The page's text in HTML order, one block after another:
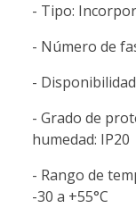
- Tipo:
- Número de
-
- Grado de
humedad: IP20
- Rango de
-30 a +55°C